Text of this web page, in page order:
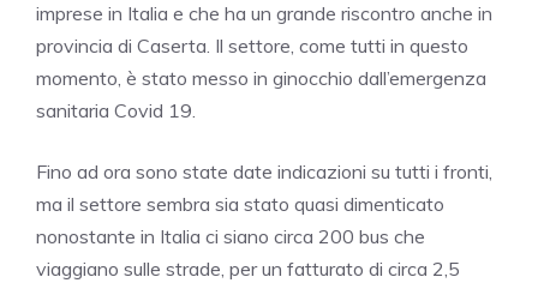
imprese in Italia e che ha un grande riscontro anche in
provincia di Caserta. Il settore, come tutti in questo
momento, è stato messo in ginocchio dall’emergenza
sanitaria Covid 19.
Fino ad ora sono state date indicazioni su tutti i fronti,
ma il settore sembra sia stato quasi dimenticato
nonostante in Italia ci siano circa 200 bus che
viaggiano sulle strade, per un fatturato di circa 2,5